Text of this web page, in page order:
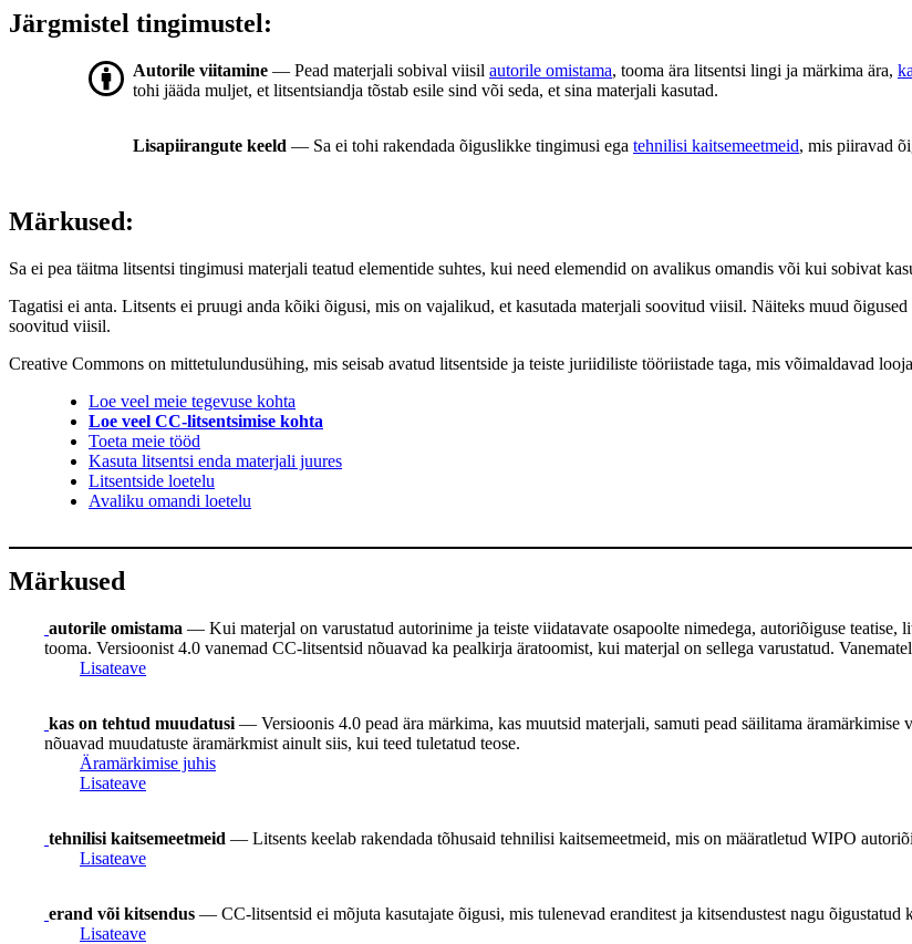
Järgmistel tingimustel:
Autorile viitamine — Pead materjali sobival viisil autorile omistama, tooma ära litsentsi lingi ja märkima ära,
tohi jääda muljet, et litsentsiandja tõstab esile sind või seda, et sina materjali kasutad.
Lisapiirangute keeld — Sa ei tohi rakendada õiguslikke tingimusi ega tehnilisi kaitsemeetmeid, mis piiravad
Märkused:
Sa ei pea täitma litsentsi tingimusi materjali teatud elementide suhtes, kui need elemendid on avalikus omandis või kui sobivat
Tagatisi ei anta. Litsents ei pruugi anda kõiki õigusi, mis on vajalikud, et kasutada materjali soovitud viisil. Näiteks muud õigused
soovitud viisil.
Creative Commons on mittetulundusühing, mis seisab avatud litsentside ja teiste juriidiliste tööriistade taga, mis võimaldavad
Loe veel meie tegevuse kohta
Loe veel CC-litsentsimise kohta
Toeta meie tööd
Kasuta litsentsi enda materjali juures
Litsentside loetelu
Avaliku omandi loetelu
Märkused
autorile omistama — Kui materjal on varustatud autorinime ja teiste viidatavate osapoolte nimedega, autoriõiguse teatise,
tooma. Versioonist 4.0 vanemad CC-litsentsid nõuavad ka pealkirja äratoomist, kui materjal on sellega varustatud.
Lisateave
kas on tehtud muudatusi — Versioonis 4.0 pead ära märkima, kas muutsid materjali, samuti pead säilitama äramärkimise
nõuavad muudatuste äramärkmist ainult siis, kui teed tuletatud teose.
Äramärkimise juhis
Lisateave
tehnilisi kaitsemeetmeid — Litsents keelab rakendada tõhusaid tehnilisi kaitsemeetmeid, mis on määratletud WIPO
Lisateave
erand või kitsendus — CC-litsentsid ei mõjuta kasutajate õigusi, mis tulenevad eranditest ja kitsendustest nagu õigustatud
Lisateave